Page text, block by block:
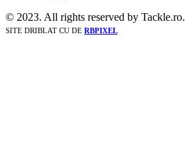
© 2023. All rights reserved by Tackle.ro.
SITE DRIBLAT CU DE RBPIXEL